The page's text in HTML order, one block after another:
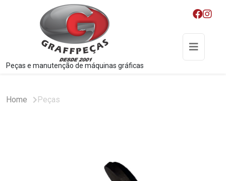
Peças e manutenção de máquinas gráficas
Home Peças